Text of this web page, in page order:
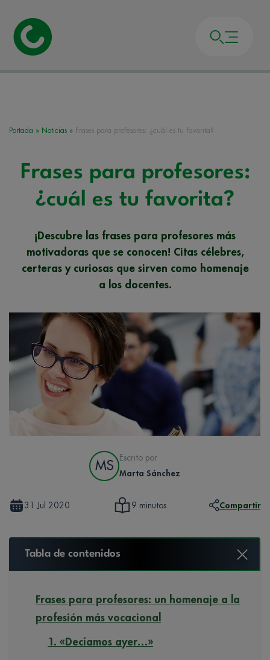
Portada » Noticias » Frases para profesores: ¿cuál es tu favorita?
Frases para profesores:
¿cuál es tu favorita?
¡Descubre las frases para profesores más
motivadoras que se conocen! Citas célebres,
certeras y curiosas que sirven como homenaje
a los docentes.
MS
Escrito por
Marta Sánchez
31 Jul 2020 9 minutos Compartir
Tabla de contenidos
Frases para profesores: un homenaje a la
profesión más vocacional
1. «Decíamos ayer…»